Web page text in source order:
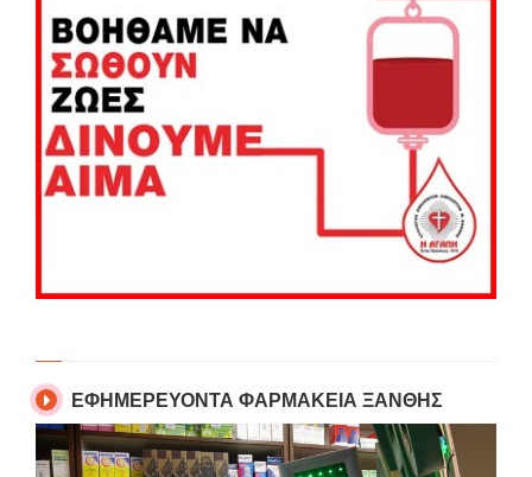
ΕΦΗΜΕΡΕΥΟΝΤΑ ΦΑΡΜΑΚΕΙΑ ΞΑΝΘΗΣ